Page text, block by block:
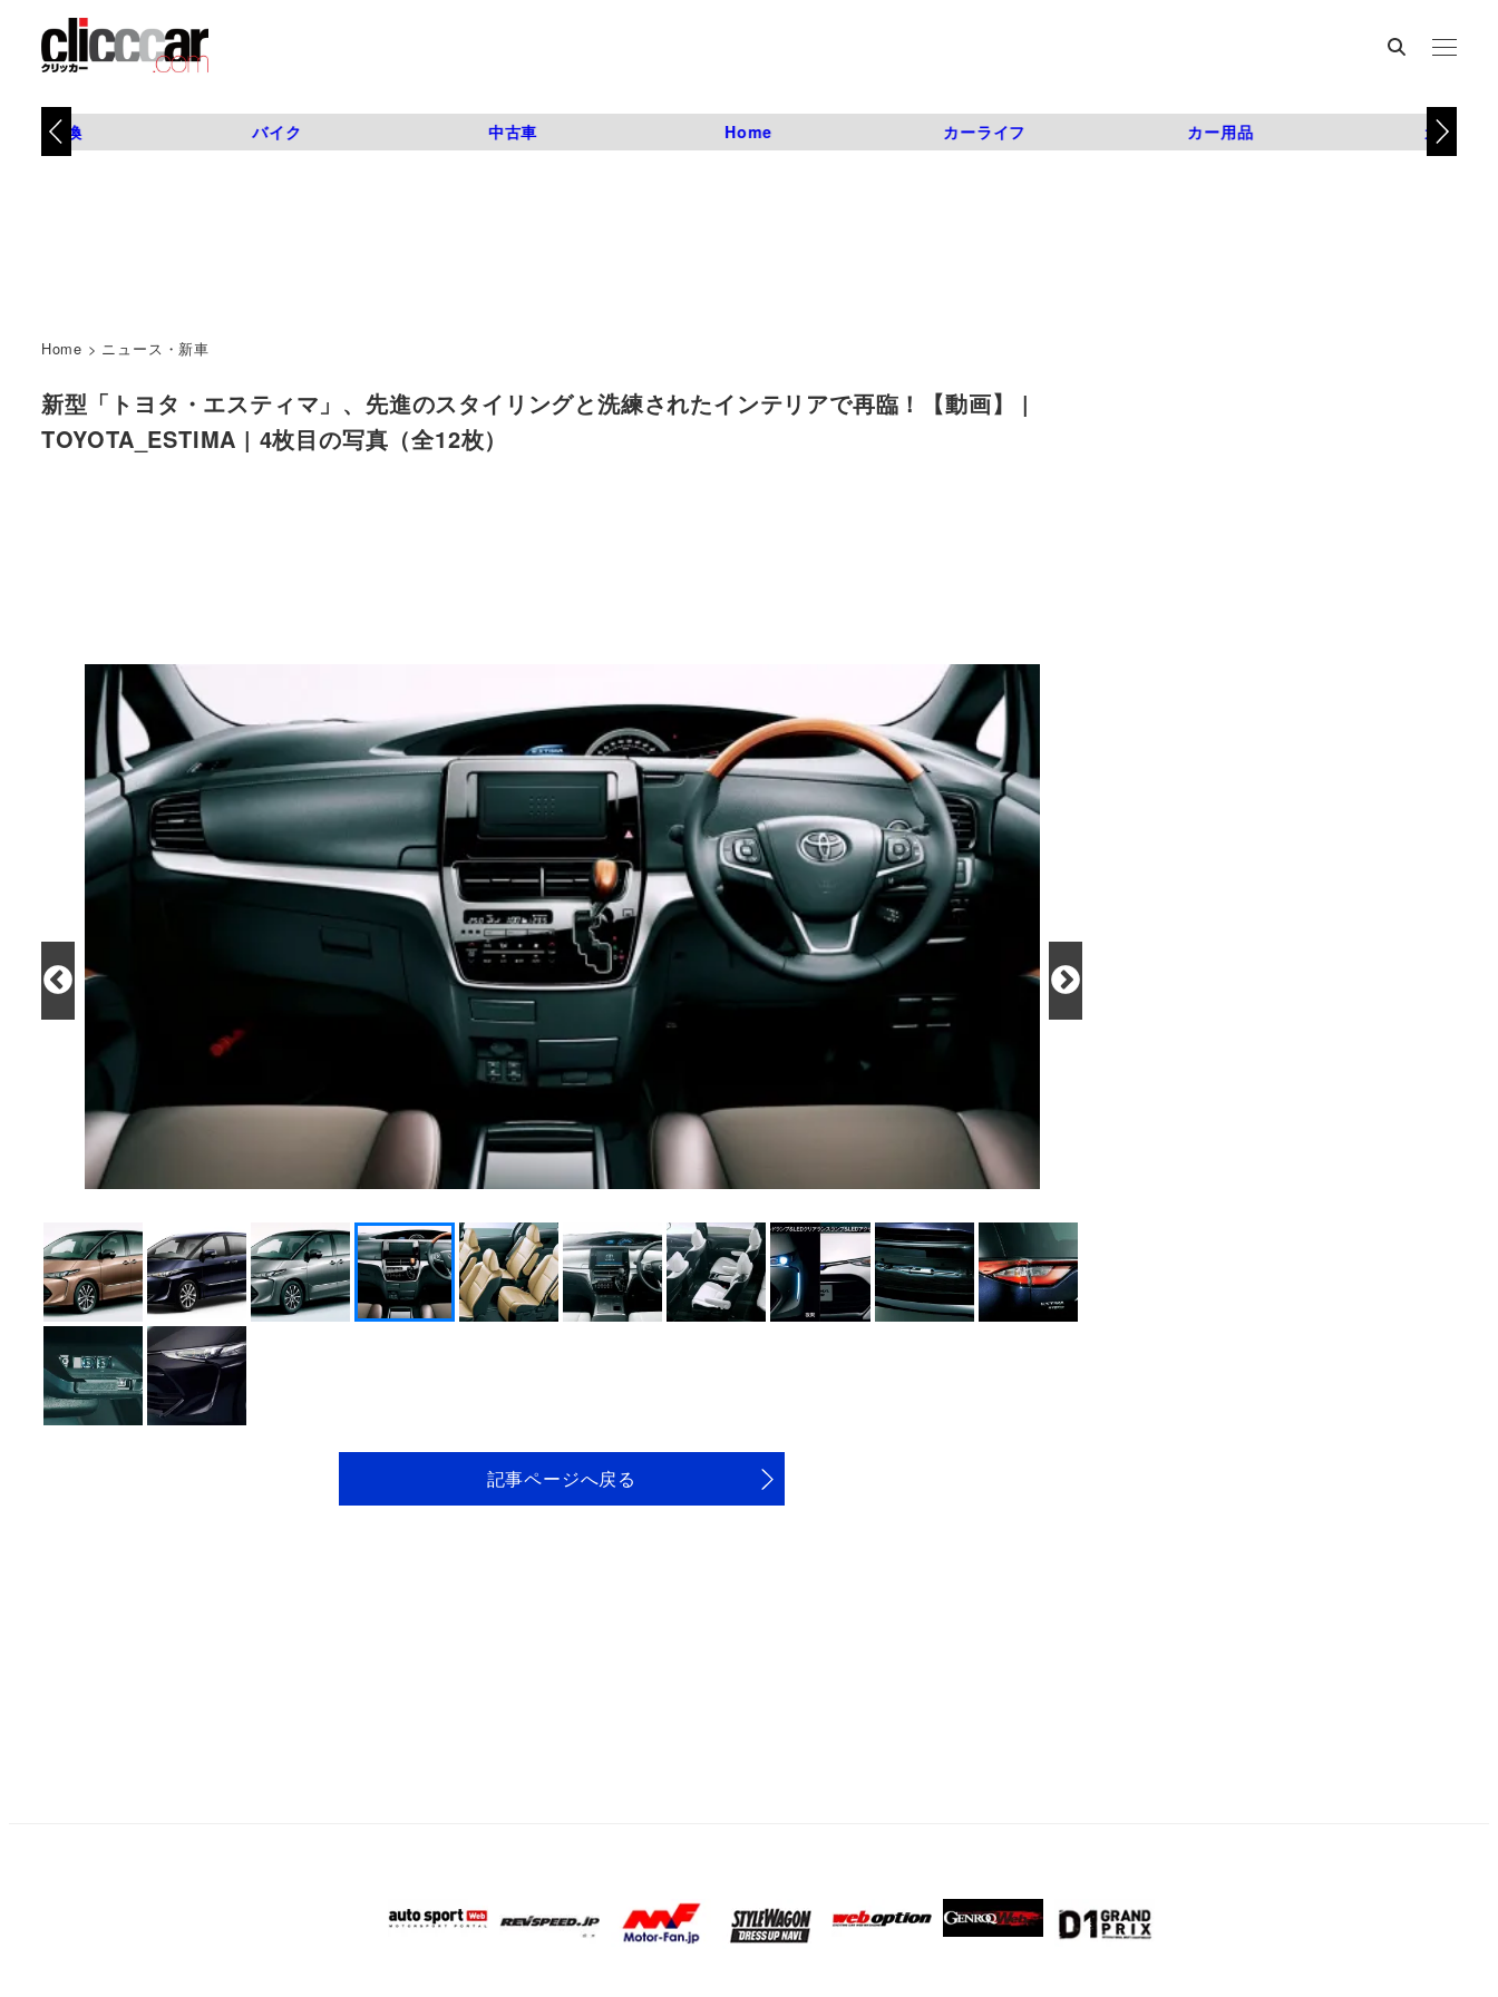
タイヤ交換 バイク 中古車 Home カーライフ カー用品 カスタム
Home > ニュース・新車
新型「トヨタ・エスティマ」、先進のスタイリングと洗練されたインテリアで再臨！【動画】 |
TOYOTA_ESTIMA | 4枚目の写真（全12枚）
記事ページへ戻る